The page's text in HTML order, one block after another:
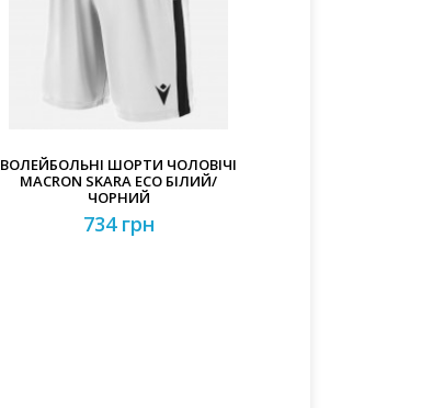
ВОЛЕЙБОЛЬНІ ШОРТИ ЧОЛОВІЧІ
MACRON SKARA ECO БІЛИЙ/
ЧОРНИЙ
734 грн